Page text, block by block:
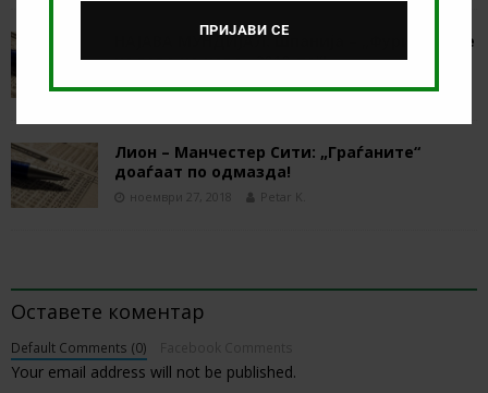
НАЈАВА МУНДИЈАЛ: Шпанија – „Фуријата“ се
надева на нова „2010-та“!
мај 22, 2018 Petar K.
Лион – Манчестер Сити: „Граѓаните“
доаѓаат по одмазда!
ноември 27, 2018 Petar K.
Оставете коментар
Default Comments (0)
Your email address will not be published.
ПРИЈАВИ СЕ